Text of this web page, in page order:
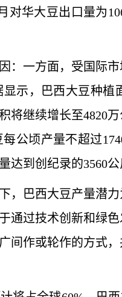
对华大豆出口量为
一方面，受国际市
示，巴西大豆种植
继续增长至4820
公顷产量不超过
达到创纪录的3560公
巴西大豆产量潜力
通过技术创新和绿
作或轮作的方式